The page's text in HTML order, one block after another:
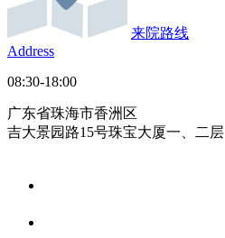
来院路线
Address
08:30-18:00
广东省珠海市香洲区
吉大景园路15号珠宝大厦一、二层